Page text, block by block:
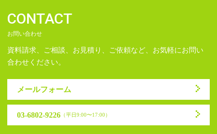
CONTACT
お問い合わせ
資料請求、ご相談、お見積り、ご依頼など、お気軽にお問い
合わせください。
メールフォーム
03-6802-9226 （平日9:00〜17:00）